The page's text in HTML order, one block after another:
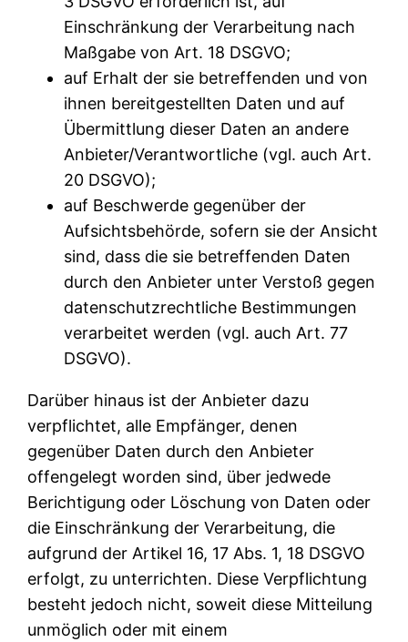
Einschränkung der Verarbeitung nach
Maßgabe von Art. 18 DSGVO;
auf Erhalt der sie betreffenden und von
ihnen bereitgestellten Daten und auf
Übermittlung dieser Daten an andere
Anbieter/Verantwortliche (vgl. auch Art.
20 DSGVO);
auf Beschwerde gegenüber der
Aufsichtsbehörde, sofern sie der Ansicht
sind, dass die sie betreffenden Daten
durch den Anbieter unter Verstoß gegen
datenschutzrechtliche Bestimmungen
verarbeitet werden (vgl. auch Art. 77
DSGVO).
Darüber hinaus ist der Anbieter dazu
verpflichtet, alle Empfänger, denen
gegenüber Daten durch den Anbieter
offengelegt worden sind, über jedwede
Berichtigung oder Löschung von Daten oder
die Einschränkung der Verarbeitung, die
aufgrund der Artikel 16, 17 Abs. 1, 18 DSGVO
erfolgt, zu unterrichten. Diese Verpflichtung
besteht jedoch nicht, soweit diese Mitteilung
unmöglich oder mit einem